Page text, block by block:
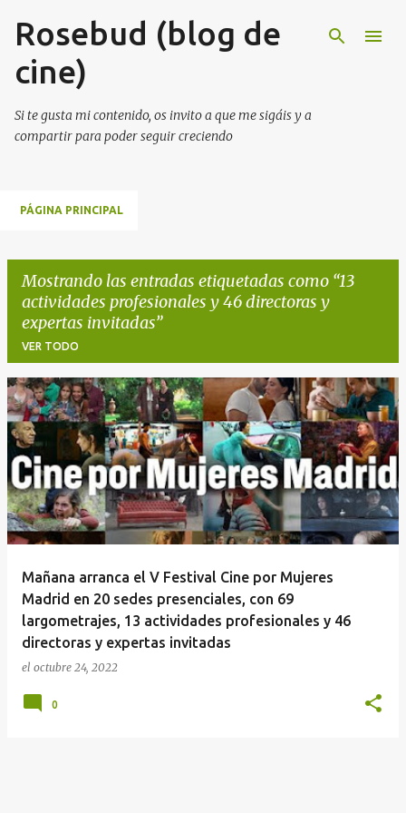
Ir al contenido principal
Rosebud (blog de
cine)
Si te gusta mi contenido, os invito a que me sigáis y a
compartir para poder seguir creciendo
PÁGINA PRINCIPAL
Mostrando las entradas etiquetadas como 13
actividades profesionales y 46 directoras y
expertas invitadas
VER TODO
E
n
r
a
d
Mañana arranca el V Festival Cine por Mujeres
Madrid en 20 sedes presenciales, con 69
largometrajes, 13 actividades profesionales y 46
directoras y expertas invitadas
el octubre 24, 2022
0